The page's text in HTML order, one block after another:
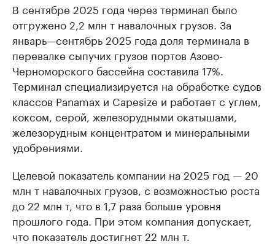
В сентябре 2025 года через терминал было
отгружено 2,2 млн т навалочных грузов. За
январь—сентябрь 2025 года доля терминала в
перевалке сыпучих грузов портов Азово-
Черноморского бассейна составила 17%.
Терминал специализируется на обработке судов
классов Panamax и Capesize и работает с углем,
коксом, серой, железорудными окатышами,
железорудным концентратом и минеральными
удобрениями.
Целевой показатель компании на 2025 год — 20
млн т навалочных грузов, с возможностью роста
до 22 млн т, что в 1,7 раза больше уровня
прошлого года. При этом компания допускает,
что показатель достигнет 22 млн т.